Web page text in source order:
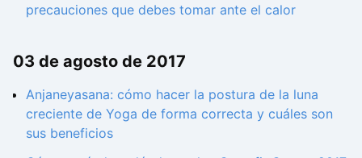
precauciones que debes tomar ante el calor
03 de agosto de 2017
Anjaneyasana: cómo hacer la postura de la luna
creciente de Yoga de forma correcta y cuáles son
sus beneficios